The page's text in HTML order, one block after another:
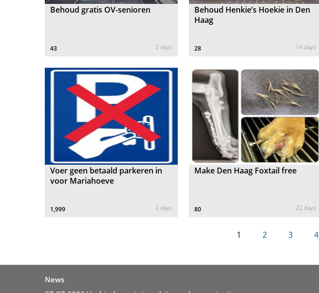
Behoud gratis OV-senioren
43 2 days
Behoud Henkie’s Hoekie in Den
Haag
28 14 days
Voer geen betaald parkeren in
voor Mariahoeve
1,999 2 days
Make Den Haag Foxtail free
80 22 days
1 2 3 4
News